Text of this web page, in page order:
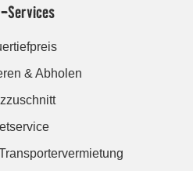
Services
& Abholen